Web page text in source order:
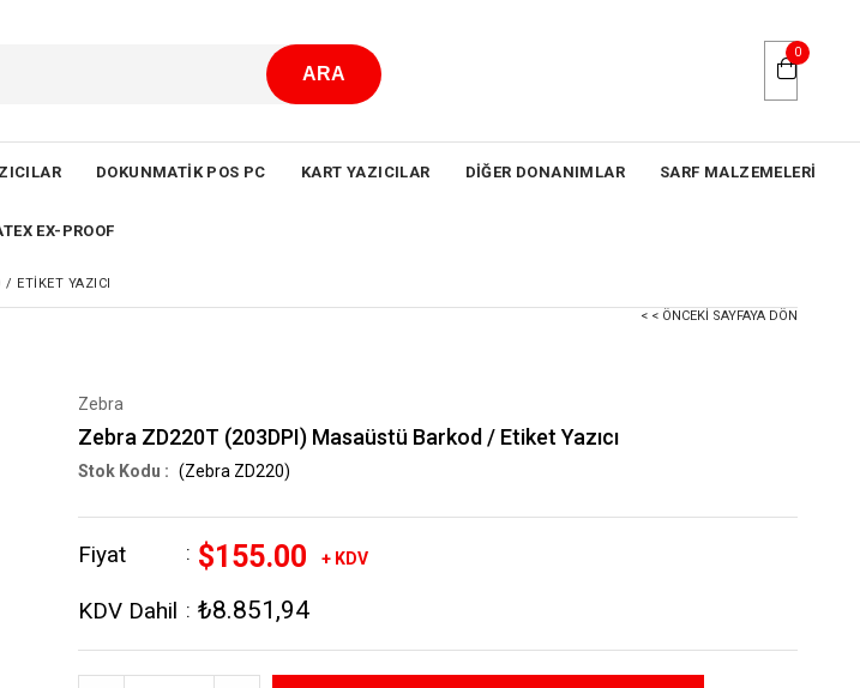
0
DOKUNMATIK POS PC KART YAZICILAR DIĞER DONANIMLAR SARF MALZEMELERI
EX-PROOF
ETIKET YAZICI
< < ÖNCEKI SAYFAYA DÖN
Zebra
Zebra ZD220T (203DPI) Masaüstü Barkod / Etiket Yazıcı
(Zebra ZD220)
Fiyat : $155.00 + KDV
KDV Dahil : ₺8.851,94